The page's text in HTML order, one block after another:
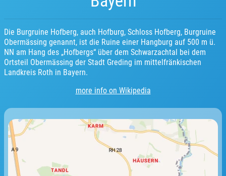
Die Burgruine Hofberg, auch Hofburg, Schloss Hofberg, Burgruine
Obermässing genannt, ist die Ruine einer Hangburg auf 500 m ü.
NN am Hang des „Hofbergs“ über dem Schwarzachtal bei dem
Ortsteil Obermässing der Stadt Greding im mittelfränkischen
Landkreis Roth in Bayern.
more info on Wikipedia